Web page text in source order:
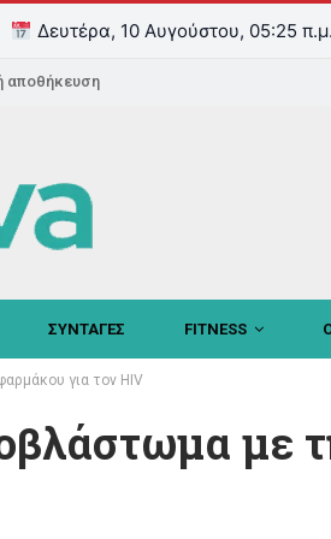
Δευτέρα, 10 Αυγούστου, 05:25 π.μ.
αποθήκευση
ΣΥΝΤΑΓΕΣ FITNESS
για τον HIV
με